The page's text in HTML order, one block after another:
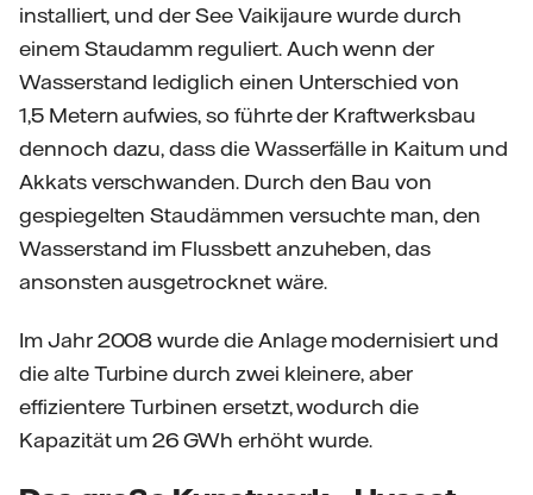
installiert, und der See Vaikijaure wurde durch
einem Staudamm reguliert. Auch wenn der
Wasserstand lediglich einen Unterschied von
1,5 Metern aufwies, so führte der Kraftwerksbau
dennoch dazu, dass die Wasserfälle in Kaitum und
Akkats verschwanden. Durch den Bau von
gespiegelten Staudämmen versuchte man, den
Wasserstand im Flussbett anzuheben, das
ansonsten ausgetrocknet wäre.
Im Jahr 2008 wurde die Anlage modernisiert und
die alte Turbine durch zwei kleinere, aber
effizientere Turbinen ersetzt, wodurch die
Kapazität um 26 GWh erhöht wurde.